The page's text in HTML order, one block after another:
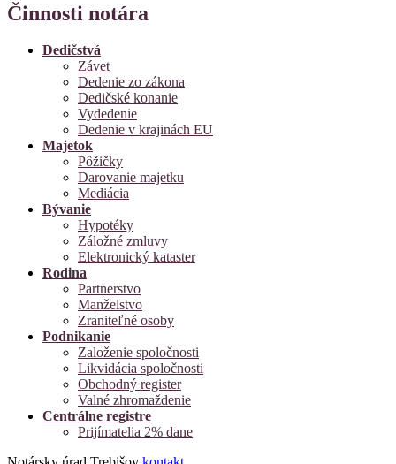
Činnosti notára
Dedičstvá
Závet
Dedenie zo zákona
Dedičské konanie
Vydedenie
Dedenie v krajinách EU
Majetok
Pôžičky
Darovanie majetku
Mediácia
Bývanie
Hypotéky
Záložné zmluvy
Elektronický kataster
Rodina
Partnerstvo
Manželstvo
Zraniteľné osoby
Podnikanie
Založenie spoločnosti
Likvidácia spoločnosti
Obchodný register
Valné zhromaždenie
Centrálne registre
Prijímatelia 2% dane